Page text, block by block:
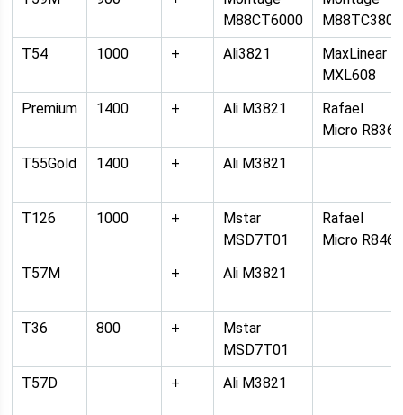
M88CT6000
M88TC3800
T54
1000 + Ali3821
MaxLinear
MXL608
Premium
1400 + Ali M3821
Rafael
Micro R836
T55Gold
1400 + Ali M3821
T126 1000 +
Mstar
MSD7T01
Rafael
Micro R846
T57M
+ Ali M3821
T36 800 +
Mstar
MSD7T01
T57D
+ Ali M3821